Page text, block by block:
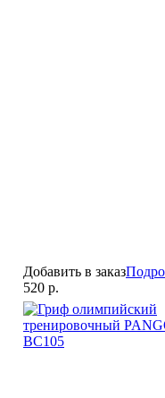
Добавить в заказ
520 р.